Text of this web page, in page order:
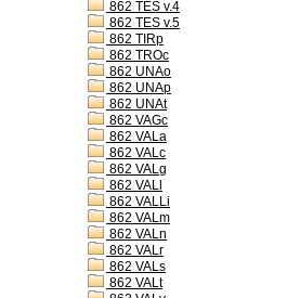
862 TES v.4
862 TES v.5
862 TIRp
862 TROc
862 UNAo
862 UNAp
862 UNAt
862 VAGc
862 VALa
862 VALc
862 VALg
862 VALl
862 VALLi
862 VALm
862 VALn
862 VALr
862 VALs
862 VALt